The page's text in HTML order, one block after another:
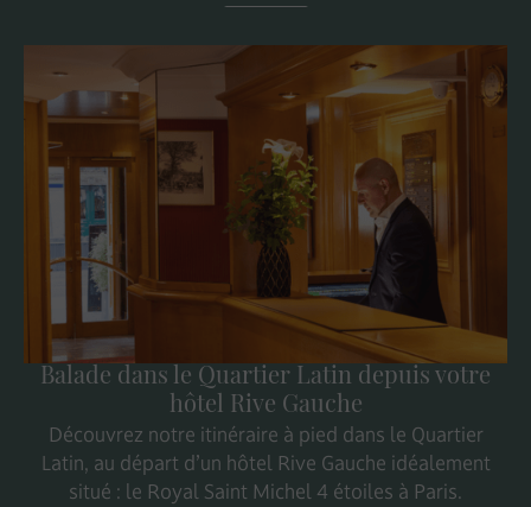
Balade dans le Quartier Latin depuis votre
hôtel Rive Gauche
Découvrez notre itinéraire à pied dans le Quartier
Latin, au départ d’un hôtel Rive Gauche idéalement
situé : le Royal Saint Michel 4 étoiles à Paris.